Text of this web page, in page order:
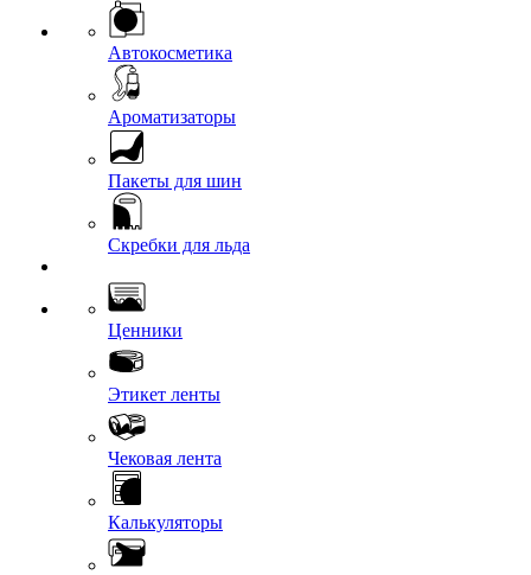
Автокосметика
Ароматизаторы
Пакеты для шин
Скребки для льда
Ценники
Этикет ленты
Чековая лента
Калькуляторы